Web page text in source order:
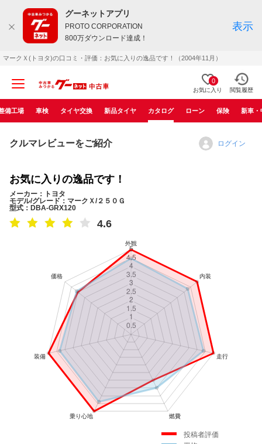
グーネットアプリ
PROTO CORPORATION
800万ダウンロード達成！
表示
マークＸ(トヨタ)の口コミ・評価：お気に入りの逸品です！（2004年11月）
0
お気に入り 閲覧履歴
備工場 車検 タイヤ交換 新品タイヤ カタログ ローン 保険 新車・
クルマレビューをご紹介 ログイン
お気に入りの逸品です！
メーカー：トヨタ
モデル/グレード：マークＸ/２５０Ｇ
型式：DBA-GRX120
4.6
投稿者評価